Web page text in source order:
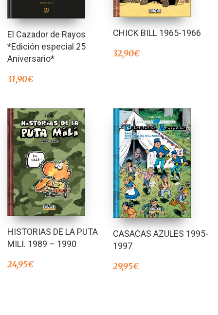
El Cazador de Rayos
*Edición especial 25
Aniversario*
31,90€
CHICK BILL 1965-1966
32,90€
HISTORIAS DE LA PUTA
MILI. 1989 – 1990
24,95€
CASACAS AZULES 1995-
1997
29,95€